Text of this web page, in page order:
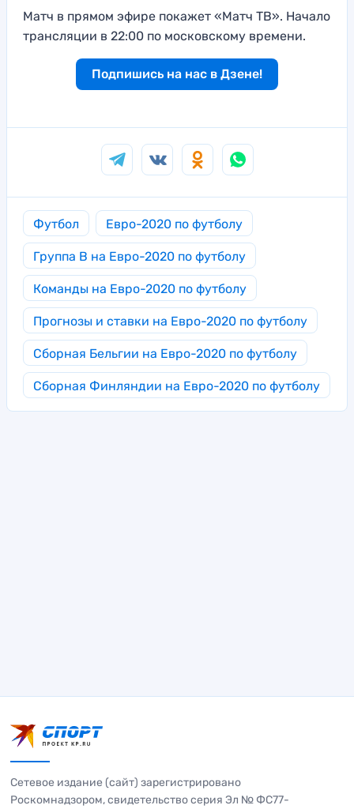
Матч в прямом эфире покажет «Матч ТВ». Начало
трансляции в 22:00 по московскому времени.
Подпишись на нас в Дзене!
Футбол Евро-2020 по футболу
Группа B на Евро-2020 по футболу
Команды на Евро-2020 по футболу
Прогнозы и ставки на Евро-2020 по футболу
Сборная Бельгии на Евро-2020 по футболу
Сборная Финляндии на Евро-2020 по футболу
Сетевое издание (сайт) зарегистрировано
Роскомнадзором, свидетельство серия Эл № ФС77-